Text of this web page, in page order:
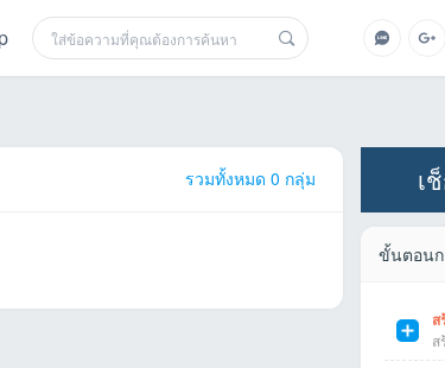
รวมทั้งหมด 0 กลุ่ม เ
ขั้นตอนก
ส
ส